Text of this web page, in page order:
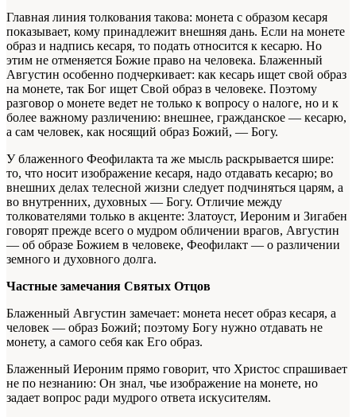
Главная линия толкования такова: монета с образом кесаря
показывает, кому принадлежит внешняя дань. Если на монете
образ и надпись кесаря, то подать относится к кесарю. Но
этим не отменяется Божие право на человека. Блаженный
Августин особенно подчеркивает: как кесарь ищет свой образ
на монете, так Бог ищет Свой образ в человеке. Поэтому
разговор о монете ведет не только к вопросу о налоге, но и к
более важному различению: внешнее, гражданское — кесарю,
а сам человек, как носящий образ Божий, — Богу.
У блаженного Феофилакта та же мысль раскрывается шире:
то, что носит изображение кесаря, надо отдавать кесарю; во
внешних делах телесной жизни следует подчиняться царям, а
во внутренних, духовных — Богу. Отличие между
толкователями только в акценте: Златоуст, Иероним и Зигабен
говорят прежде всего о мудром обличении врагов, Августин
— об образе Божием в человеке, Феофилакт — о различении
земного и духовного долга.
Частные замечания Святых Отцов
Блаженный Августин замечает: монета несет образ кесаря, а
человек — образ Божий; поэтому Богу нужно отдавать не
монету, а самого себя как Его образ.
Блаженный Иероним прямо говорит, что Христос спрашивает
не по незнанию: Он знал, чье изображение на монете, но
задает вопрос ради мудрого ответа искусителям.